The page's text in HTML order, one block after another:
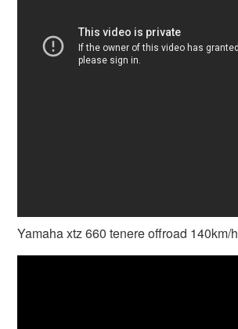
Yamaha xtz 660 tenere offroad 140km/h